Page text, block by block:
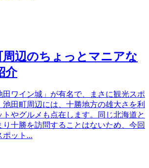
周辺のちょっとマニアな
介
ワイン城」が有名で、まさに観光スポ
池田町周辺には、十勝地方の雄大さを利
やグルメも点在します。同じ北海道と
十勝を訪問することはないため、今回
ポット...